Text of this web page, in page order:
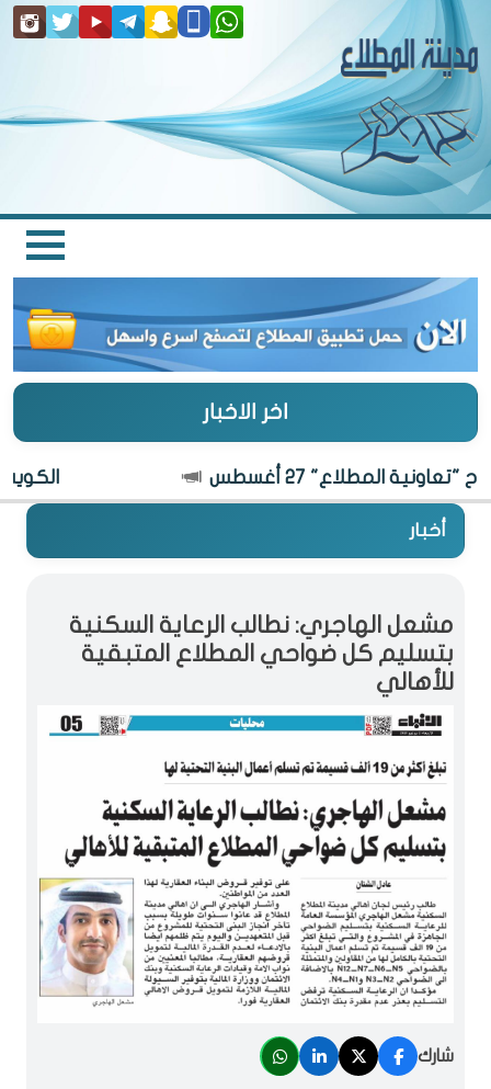
اخر الاخبار
المطلاع" 27 أغسطس الكويت
أخبار
مشعل الهاجري: نطالب الرعاية السكنية
بتسليم كل ضواحي المطلاع المتبقية
للأهالي
شارك